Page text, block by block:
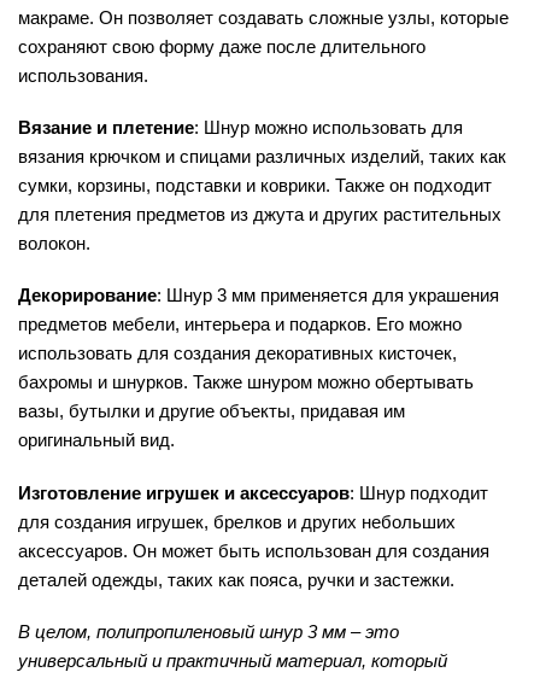
макраме. Он позволяет создавать сложные узлы, которые
сохраняют свою форму даже после длительного
использования.
Вязание и плетение: Шнур можно использовать для
вязания крючком и спицами различных изделий, таких как
сумки, корзины, подставки и коврики. Также он подходит
для плетения предметов из джута и других растительных
волокон.
Декорирование: Шнур 3 мм применяется для украшения
предметов мебели, интерьера и подарков. Его можно
использовать для создания декоративных кисточек,
бахромы и шнурков. Также шнуром можно обертывать
вазы, бутылки и другие объекты, придавая им
оригинальный вид.
Изготовление игрушек и аксессуаров: Шнур подходит
для создания игрушек, брелков и других небольших
аксессуаров. Он может быть использован для создания
деталей одежды, таких как пояса, ручки и застежки.
В целом, полипропиленовый шнур 3 мм – это
универсальный и практичный материал, который